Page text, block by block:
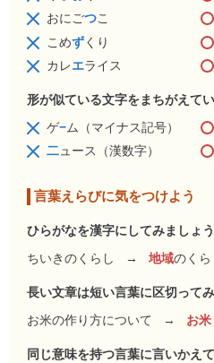
おにごつこ
こめずくり
カレエライス
形が似ている文字をまちがえて
ゲ−ム（マイナス記号）
二ュース（漢数字）
言葉えらびに気をつけよう
ひらがなを漢字にしてみましょう
ちいきのくらし
→ 地域のくら
長い文章は短い言葉に区切って
お米の作り方について
→ お
同じ意味を持つ言葉に言いかえ